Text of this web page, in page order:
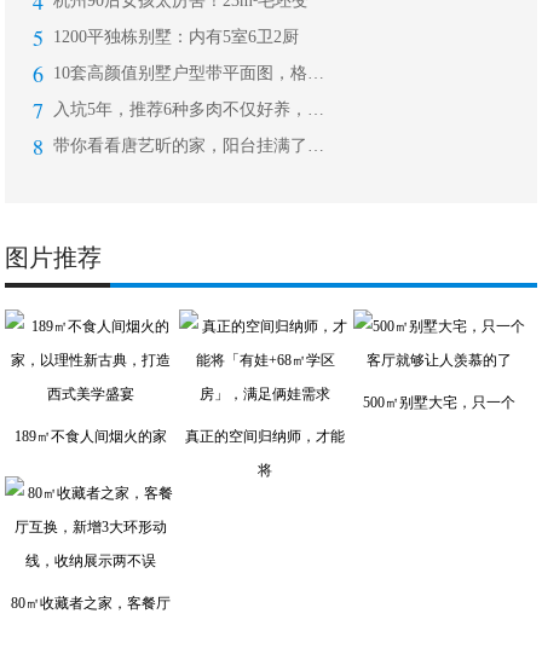
5 1200平独栋别墅：内有5室6卫2厨
6 10套高颜值别墅户型带平面图，格调典
7 入坑5年，推荐6种多肉不仅好养，还带
8 带你看看唐艺昕的家，阳台挂满了好多小
图片推荐
189㎡不食人间烟火的家
真正的空间归纳师，才能
将
500㎡别墅大宅，只一个
80㎡收藏者之家，客餐厅